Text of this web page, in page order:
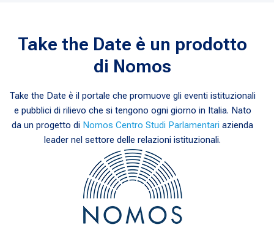
Take the Date è un prodotto
di Nomos
Take the Date è il portale che promuove gli eventi istituzionali
e pubblici di rilievo che si tengono ogni giorno in Italia. Nato
da un progetto di Nomos Centro Studi Parlamentari azienda
leader nel settore delle relazioni istituzionali.